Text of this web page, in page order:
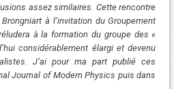
assez similaires. Cette rencontre
à l’invitation du Groupement
à la formation du groupe des «
considérablement élargi et devenu
J’ai pour ma part publié ces
Journal of Modern Physics puis dans